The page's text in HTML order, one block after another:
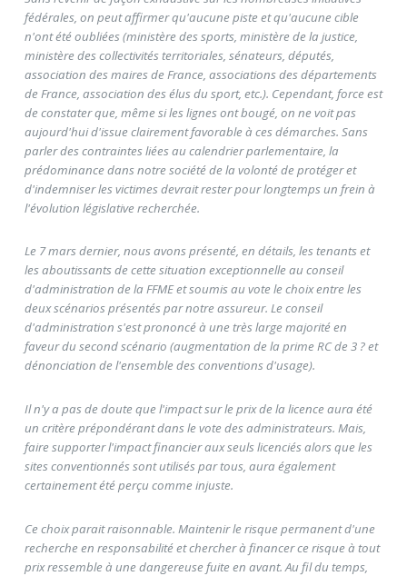
fédérales, on peut affirmer qu'aucune piste et qu'aucune cible
n'ont été oubliées (ministère des sports, ministère de la justice,
ministère des collectivités territoriales, sénateurs, députés,
association des maires de France, associations des départements
de France, association des élus du sport, etc.). Cependant, force est
de constater que, même si les lignes ont bougé, on ne voit pas
aujourd'hui d'issue clairement favorable à ces démarches. Sans
parler des contraintes liées au calendrier parlementaire, la
prédominance dans notre société de la volonté de protéger et
d'indemniser les victimes devrait rester pour longtemps un frein à
l'évolution législative recherchée.
Le 7 mars dernier, nous avons présenté, en détails, les tenants et
les aboutissants de cette situation exceptionnelle au conseil
d'administration de la FFME et soumis au vote le choix entre les
deux scénarios présentés par notre assureur. Le conseil
d'administration s'est prononcé à une très large majorité en
faveur du second scénario (augmentation de la prime RC de 3 ? et
dénonciation de l'ensemble des conventions d'usage).
Il n'y a pas de doute que l'impact sur le prix de la licence aura été
un critère prépondérant dans le vote des administrateurs. Mais,
faire supporter l'impact financier aux seuls licenciés alors que les
sites conventionnés sont utilisés par tous, aura également
certainement été perçu comme injuste.
Ce choix parait raisonnable. Maintenir le risque permanent d'une
recherche en responsabilité et chercher à financer ce risque à tout
prix ressemble à une dangereuse fuite en avant. Au fil du temps,